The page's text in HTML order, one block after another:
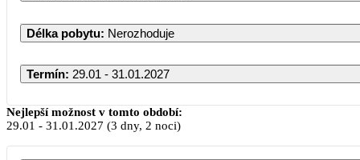
Délka pobytu: Nerozhoduje
Termín: 29.01 - 31.01.2027
Nejlepší možnost v tomto období:
29.01 - 31.01.2027 (3 dny, 2 noci)